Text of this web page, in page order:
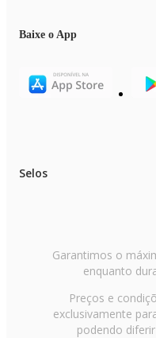
Baixe o App
Selos
Garantimos o
enquanto
Preços e
exclusivamente
podendo